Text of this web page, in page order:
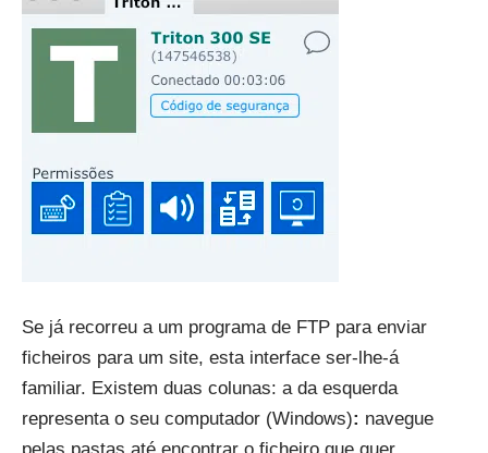
Se já recorreu a um programa de FTP para enviar
ficheiros para um site, esta interface ser-lhe-á
familiar. Existem duas colunas: a da esquerda
representa o seu computador (Windows): navegue